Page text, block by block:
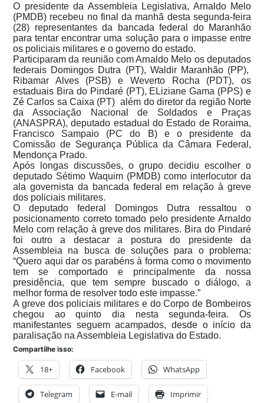
O presidente da Assembleia Legislativa, Arnaldo Melo
(PMDB) recebeu no final da manhã desta segunda-feira
(28) representantes da bancada federal do Maranhão
para tentar encontrar uma solução para o impasse entre
os policiais militares e o governo do estado.
Participaram da reunião com Arnaldo Melo os deputados
federais Domingos Dutra (PT), Waldir Maranhão (PP),
Ribamar Alves (PSB) e Weverto Rocha (PDT), os
estaduais Bira do Pindaré (PT), ELiziane Gama (PPS) e
Zé Carlos sa Caixa (PT) além do diretor da região Norte
da Associação Nacional de Soldados e Praças
(ANASPRA), deputado estadual do Estado de Roraima,
Francisco Sampaio (PC do B) e o presidente da
Comissão de Segurança Pública da Câmara Federal,
Mendonça Prado.
Após longas discussões, o grupo decidiu escolher o
deputado Sétimo Waquim (PMDB) como interlocutor da
ala governista da bancada federal em relação à greve
dos policiais militares.
O deputado federal Domingos Dutra ressaltou o
posicionamento correto tomado pelo presidente Arnaldo
Melo com relação à greve dos militares. Bira do Pindaré
foi outro a destacar a postura do presidente da
Assembleia na busca de soluções para o problema:
“Quero aqui dar os parabéns à forma como o movimento
tem se comportado e principalmente da nossa
presidência, que tem sempre buscado o diálogo, a
melhor forma de resolver todo este impasse.”
A greve dos policiais militares e do Corpo de Bombeiros
chegou ao quinto dia nesta segunda-feira. Os
manifestantes seguem acampados, desde o início da
paralisação na Assembleia Legislativa do Estado.
Compartilhe isso:
18+ Facebook WhatsApp
Telegram E-mail Imprimir